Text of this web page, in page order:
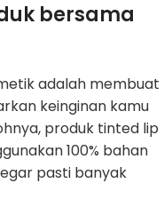
bersama
adalah membuat
keinginan kamu
produk tinted lip
100% bahan
pasti banyak